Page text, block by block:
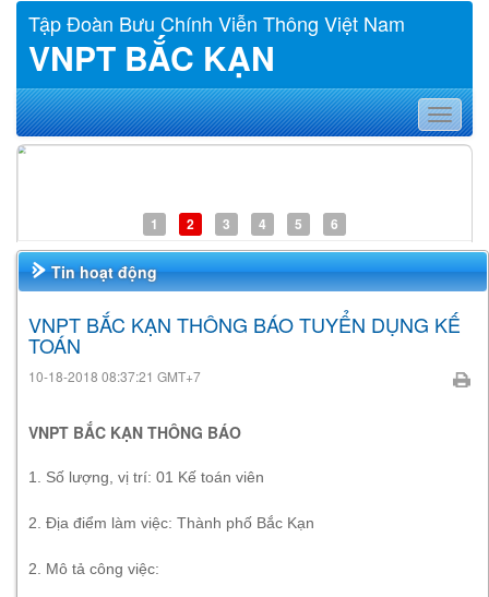
Tập Đoàn Bưu Chính Viễn Thông Việt Nam
VNPT BẮC KẠN
Toggle
1 2 3 4 5 6
Tin hoạt động
VNPT BẮC KẠN THÔNG BÁO TUYỂN DỤNG KẾ
TOÁN
10-18-2018 08:37:21 GMT+7
VNPT BẮC KẠN THÔNG BÁO
1. Số lượng, vị trí: 01 Kế toán viên
2. Địa điểm làm việc: Thành phố Bắc Kạn
2. Mô tả công việc: